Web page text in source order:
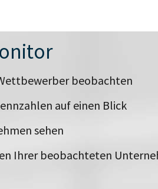
beobachten
auf einen Blick
sehen
Ihrer beobachteten